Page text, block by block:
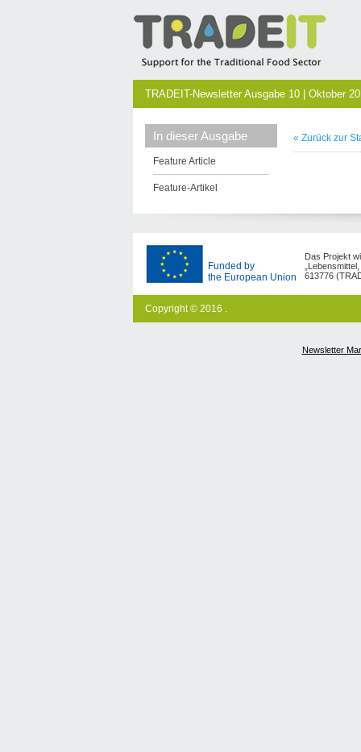
TRADEIT-Newsletter Ausgabe 10 | Oktober
In dieser Ausgabe
Feature Article
Feature-Artikel
« Zurück zur
Funded by
the European Union
Das Projekt
613776
Copyright © 2016 .
Newsletter